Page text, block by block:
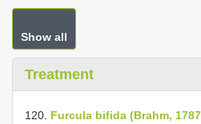
Show all
Treatment
120. Furcula bifida (Brahm,